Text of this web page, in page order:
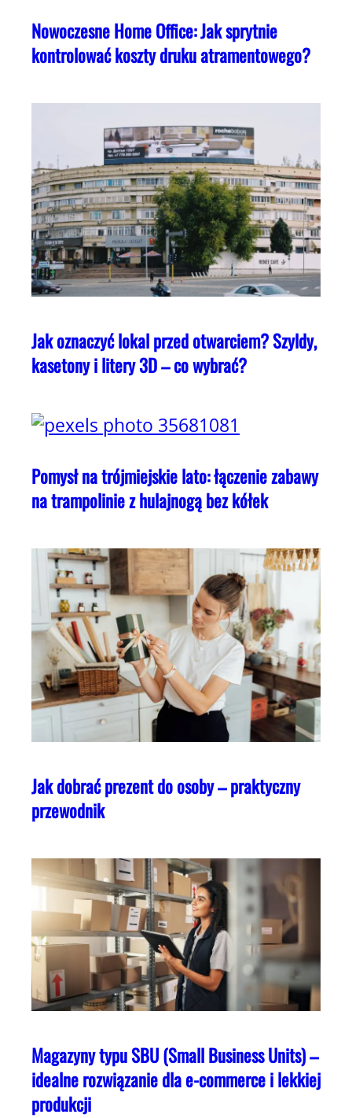
Nowoczesne Home Office: Jak sprytnie
kontrolować koszty druku atramentowego?
Jak oznaczyć lokal przed otwarciem? Szyldy,
kasetony i litery 3D – co wybrać?
Pomysł na trójmiejskie lato: łączenie zabawy
na trampolinie z hulajnogą bez kółek
Jak dobrać prezent do osoby – praktyczny
przewodnik
Magazyny typu SBU (Small Business Units) –
idealne rozwiązanie dla e-commerce i lekkiej
produkcji